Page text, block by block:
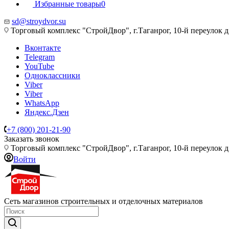
Избранные товары0
sd@stroydvor.su
Торговый комплекс "СтройДвор", г.Таганрог, 10-й переулок
Вконтакте
Telegram
YouTube
Одноклассники
Viber
Viber
WhatsApp
Яндекс.Дзен
+7 (800) 201-21-90
Заказать звонок
Торговый комплекс "СтройДвор", г.Таганрог, 10-й переулок
Войти
Сеть магазинов строительных и отделочных материалов